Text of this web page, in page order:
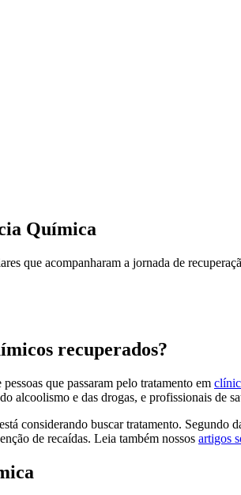
Química
que acompanharam a jornada de
recuperados?
que passaram pelo tratamento em
alcoolismo e das drogas, e profissionais de
considerando buscar tratamento.
de recaídas. Leia também nossos artigos